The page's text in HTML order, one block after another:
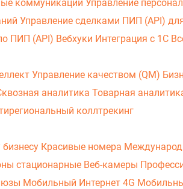
коммуникации Управление
Управление сделками ПИП (API)
ПИП (API) Вебхуки Интеграция с 1С
Управление качеством (QM)
аналитика Товарная
коллтрекинг
Красивые номера
стационарные Веб-камеры
Мобильный Интернет 4G